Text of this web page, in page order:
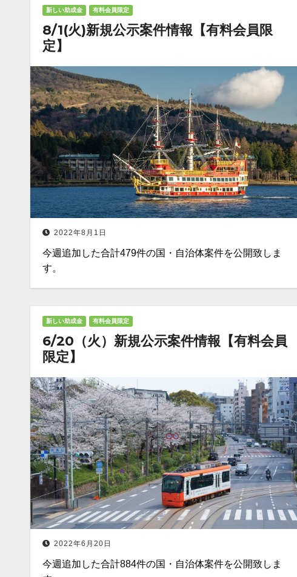
新しい助成金 有料会員限定
8/1(火)新規公示案件情報【有料会員限
定】
2022年8月1日
今週追加した合計479件の国・自治体案件を公開致しま
す。
新しい助成金 有料会員限定
6/20（火）新規公示案件情報【有料会員
限定】
2022年6月20日
今週追加した合計884件の国・自治体案件を公開致しま